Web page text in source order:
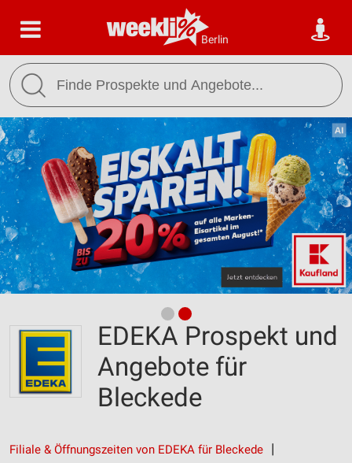
Berlin
EDEKA Prospekt und
Angebote für
Bleckede
Filiale & Öffnungszeiten von EDEKA für Bleckede